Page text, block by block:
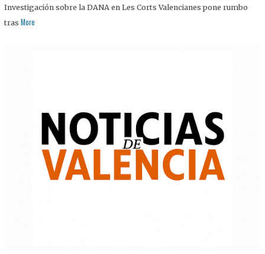
Investigación sobre la DANA en Les Corts Valencianes pone rumbo
tras More